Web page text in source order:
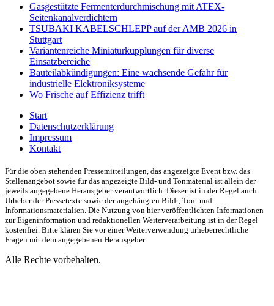
Gasgestützte Fermenterdurchmischung mit ATEX-
Seitenkanalverdichtern
TSUBAKI KABELSCHLEPP auf der AMB 2026 in
Stuttgart
Variantenreiche Miniaturkupplungen für diverse
Einsatzbereiche
Bauteilabkündigungen: Eine wachsende Gefahr für
industrielle Elektroniksysteme
Wo Frische auf Effizienz trifft
Start
Datenschutzerklärung
Impressum
Kontakt
Für die oben stehenden Pressemitteilungen, das angezeigte Event bzw. das
Stellenangebot sowie für das angezeigte Bild- und Tonmaterial ist allein der
jeweils angegebene Herausgeber verantwortlich. Dieser ist in der Regel auch
Urheber der Pressetexte sowie der angehängten Bild-, Ton- und
Informationsmaterialien. Die Nutzung von hier veröffentlichten Informationen
zur Eigeninformation und redaktionellen Weiterverarbeitung ist in der Regel
kostenfrei. Bitte klären Sie vor einer Weiterverwendung urheberrechtliche
Fragen mit dem angegebenen Herausgeber.
Alle Rechte vorbehalten.